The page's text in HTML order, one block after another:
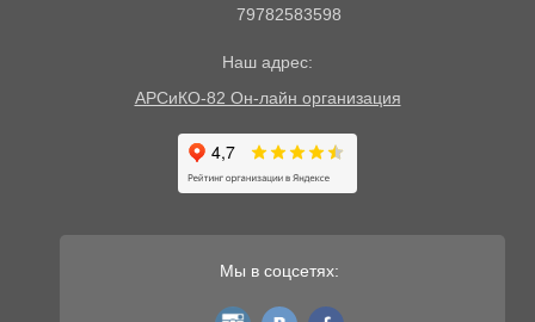
79782583598
Наш адрес:
АРСиКО-82 Он-лайн организация
Мы в соцсетях:
instagram
vk fb